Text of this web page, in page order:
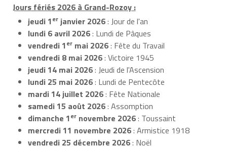
Jours fériés 2026 à Grand-Rozoy :
jeudi 1er janvier 2026: Jour de l'an
lundi 6 avril 2026: Lundi de Pâques
vendredi 1er mai 2026: Fête du Travail
vendredi 8 mai 2026: Victoire 1945
jeudi 14 mai 2026: Jeudi de l'Ascension
lundi 25 mai 2026: Lundi de Pentecôte
mardi 14 juillet 2026: Fête Nationale
samedi 15 août 2026: Assomption
dimanche 1er novembre 2026: Toussaint
mercredi 11 novembre 2026: Armistice 1918
vendredi 25 décembre 2026: Noël